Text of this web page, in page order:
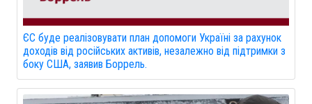
ЄС буде реалізовувати план допомоги Україні за рахунок
доходів від російських активів, незалежно від підтримки з
боку США, заявив Боррель.